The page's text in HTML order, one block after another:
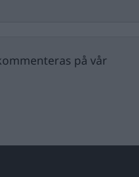
på vår